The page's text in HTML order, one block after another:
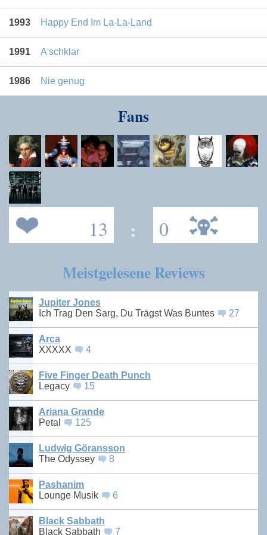
1993 Happy End Im La-La-Land
1991 A'schklar
1986 Nie genug
Fans
13 : 0
Meistgelesene Reviews
Jupiter Jones
Ich Trag Den Sarg, Du Trägst Was Buntes
27
Arca
XXXXX
4
Five Finger Death Punch
Legacy
15
Ariana Grande
Petal
125
Ludwig Göransson
The Odyssey
8
Pashanim
Lounge Musik
6
Black Sabbath
Black Sabbath
7